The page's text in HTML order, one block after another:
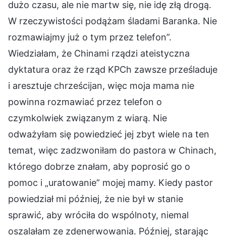
dużo czasu, ale nie martw się, nie idę złą drogą.
W rzeczywistości podążam śladami Baranka. Nie
rozmawiajmy już o tym przez telefon”.
Wiedziałam, że Chinami rządzi ateistyczna
dyktatura oraz że rząd KPCh zawsze prześladuje
i aresztuje chrześcijan, więc moja mama nie
powinna rozmawiać przez telefon o
czymkolwiek związanym z wiarą. Nie
odważyłam się powiedzieć jej zbyt wiele na ten
temat, więc zadzwoniłam do pastora w Chinach,
którego dobrze znałam, aby poprosić go o
pomoc i „uratowanie” mojej mamy. Kiedy pastor
powiedział mi później, że nie był w stanie
sprawić, aby wróciła do wspólnoty, niemal
oszalałam ze zdenerwowania. Później, starając